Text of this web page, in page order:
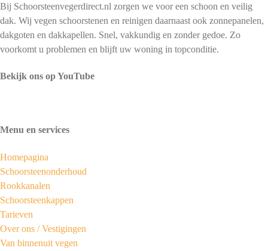
Bij Schoorsteenvegerdirect.nl zorgen we voor een schoon en veilig
dak. Wij vegen schoorstenen en reinigen daarnaast ook zonnepanelen,
dakgoten en dakkapellen. Snel, vakkundig en zonder gedoe. Zo
voorkomt u problemen en blijft uw woning in topconditie.
Bekijk ons op YouTube
Menu en services
Homepagina
Schoorsteenonderhoud
Rookkanalen
Schoorsteenkappen
Tarieven
Over ons /Vestigingen
Van binnenuit vegen